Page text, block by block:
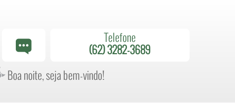
Telefone
(62) 3282-3689
Boa noite, seja bem-vindo!